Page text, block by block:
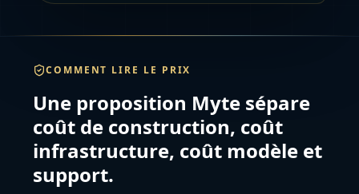
COMMENT LIRE LE PRIX
Une proposition Myte sépare
coût de construction, coût
infrastructure, coût modèle et
support.